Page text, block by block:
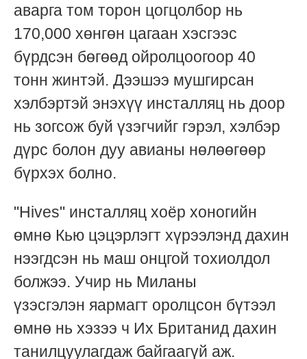
аварга том торон цогцолбор нь
170,000 хөнгөн цагаан хэсгээс
бүрдсэн бөгөөд ойролцоогоор 40
тонн жинтэй. Дээшээ мушгирсан
хэлбэртэй энэхүү инсталляц нь доор
нь зогсож буй үзэгчийг гэрэл, хэлбэр
дүрс болон дуу авианы нөлөөгөөр
бүрхэх болно.
"Hives" инсталляц хоёр хоногийн
өмнө Кью цэцэрлэгт хүрээлэнд дахин
нээгдсэн нь маш онцгой тохиолдол
болжээ. Учир нь Миланы
үзэсгэлэн яармагт оролцсон бүтээл
өмнө нь хэзээ ч Их Британид дахин
танилцуулагдаж байгаагүй аж.